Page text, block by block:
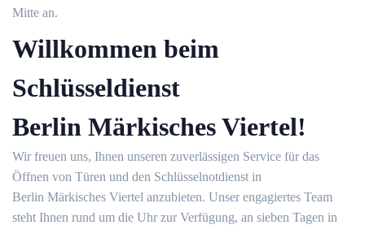
Mitte an.
Willkommen beim
Schlüsseldienst
Berlin Märkisches Viertel!
Wir freuen uns, Ihnen unseren zuverlässigen Service für das
Öffnen von Türen und den Schlüsselnotdienst in
Berlin Märkisches Viertel anzubieten. Unser engagiertes Team
steht Ihnen rund um die Uhr zur Verfügung, an sieben Tagen in